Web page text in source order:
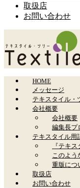
取扱店
お問い合わせ
HOME
メッセージ
テキスタイル・
会社概要
会社概要
編集長プ
テキスタイル用
『テキ
このよう
重版につ
取扱店
お問い合わせ